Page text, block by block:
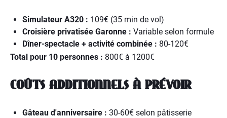
Simulateur A320 : 109€ (35 min de vol)
Croisière privatisée Garonne : Variable selon formule
Dîner-spectacle + activité combinée : 80-120€
Total pour 10 personnes : 800€ à 1200€
COÛTS ADDITIONNELS À PRÉVOIR
Gâteau d'anniversaire : 30-60€ selon pâtisserie